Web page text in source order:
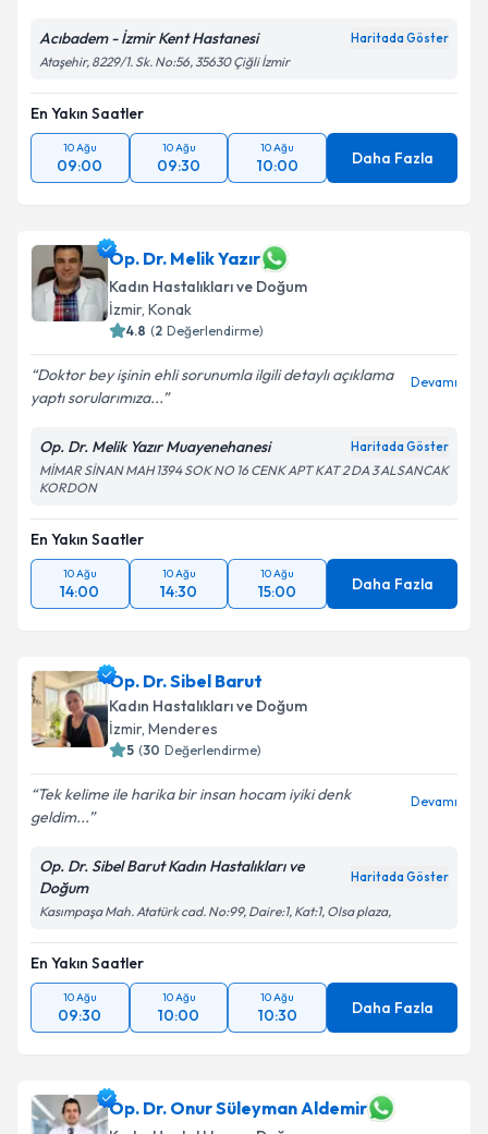
Acıbadem - İzmir Kent Hastanesi Haritada Göster
Ataşehir, 8229/1. Sk. No:56, 35630 Çiğli İzmir
En Yakın Saatler
10 Ağu
09:00
10 Ağu
09:30
10 Ağu
10:00 Daha Fazla
Op. Dr. Melik Yazır
Kadın Hastalıkları ve Doğum
İzmir, Konak
4.8 (2 Değerlendirme)
Doktor bey işinin ehli sorunumla ilgili detaylı açıklama
yaptı sorularımıza...
Devamı
Op. Dr. Melik Yazır Muayenehanesi Haritada Göster
MİMAR SİNAN MAH 1394 SOK NO 16 CENK APT KAT 2 DA 3 ALSANCAK
KORDON
En Yakın Saatler
10 Ağu
14:00
10 Ağu
14:30
10 Ağu
15:00 Daha Fazla
Op. Dr. Sibel Barut
Kadın Hastalıkları ve Doğum
İzmir, Menderes
5 (30 Değerlendirme)
Tek kelime ile harika bir insan hocam iyiki denk
geldim...
Devamı
Op. Dr. Sibel Barut Kadın Hastalıkları ve
Doğum
Haritada Göster
Kasımpaşa Mah. Atatürk cad. No:99, Daire:1, Kat:1, Olsa plaza,
En Yakın Saatler
10 Ağu
09:30
10 Ağu
10:00
10 Ağu
10:30 Daha Fazla
Op. Dr. Onur Süleyman Aldemir